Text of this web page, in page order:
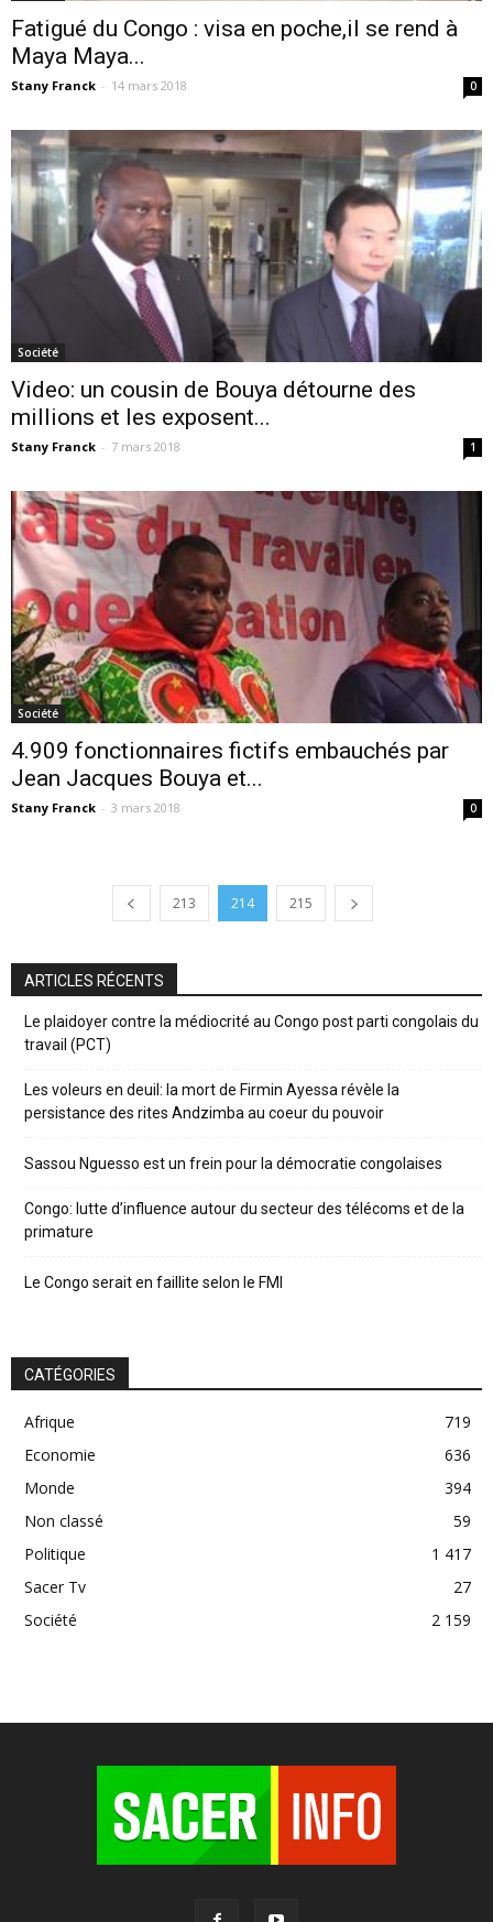
Fatigué du Congo : visa en poche,il se rend à
Maya Maya...
Stany Franck - 14 mars 2018 0
Société
Video: un cousin de Bouya détourne des
millions et les exposent...
Stany Franck - 7 mars 2018 1
Société
4.909 fonctionnaires fictifs embauchés par
Jean Jacques Bouya et...
Stany Franck - 3 mars 2018 0
213 214 215
ARTICLES RÉCENTS
Le plaidoyer contre la médiocrité au Congo post parti congolais du
travail (PCT)
Les voleurs en deuil: la mort de Firmin Ayessa révèle la
persistance des rites Andzimba au coeur du pouvoir
Sassou Nguesso est un frein pour la démocratie congolaises
Congo: lutte d’influence autour du secteur des télécoms et de la
primature
Le Congo serait en faillite selon le FMI
CATÉGORIES
Afrique
719
Economie
636
Monde
394
Non classé
59
Politique
1 417
Sacer Tv
27
Société
2 159